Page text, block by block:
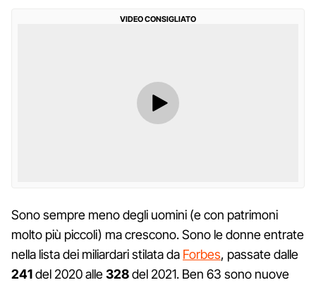
VIDEO CONSIGLIATO
Sono sempre meno degli uomini (e con patrimoni
molto più piccoli) ma crescono. Sono le donne entrate
nella lista dei miliardari stilata da Forbes, passate dalle
241del 2020 alle328del 2021. Ben 63 sono nuove